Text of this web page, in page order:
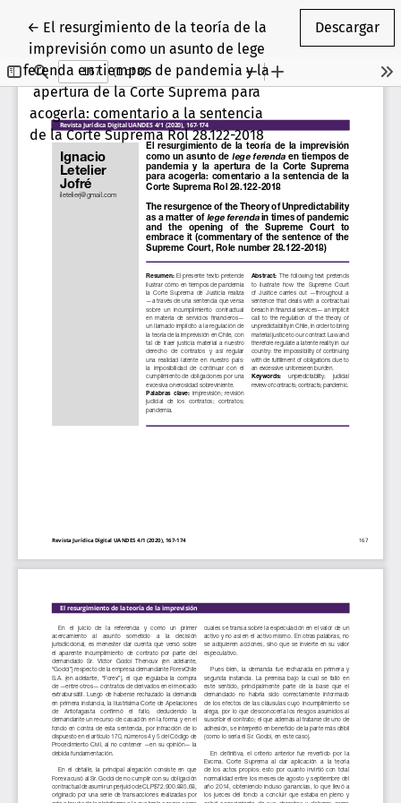
← Volver a los detalles del artículo
El resurgimiento de la teoría de la
imprevisión como un asunto de lege
ferenda en tiempos de pandemia y la
apertura de la Corte Suprema para
acogerla: comentario a la sentencia
de la Corte Suprema Rol 28.122-2018
Descargar